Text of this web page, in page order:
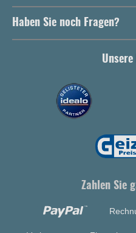
Haben Sie noch Fragen?
Zahlen Sie